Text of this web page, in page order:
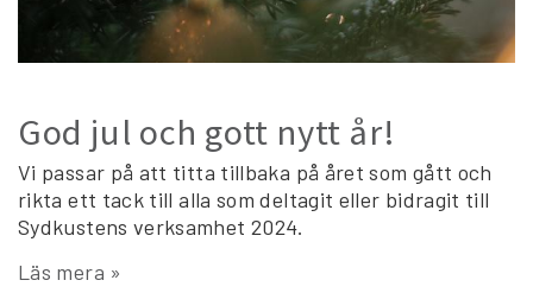
God jul och gott nytt år!
Vi passar på att titta tillbaka på året som gått och
rikta ett tack till alla som deltagit eller bidragit till
Sydkustens verksamhet 2024.
Läs mera »